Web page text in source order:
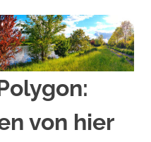
von hier